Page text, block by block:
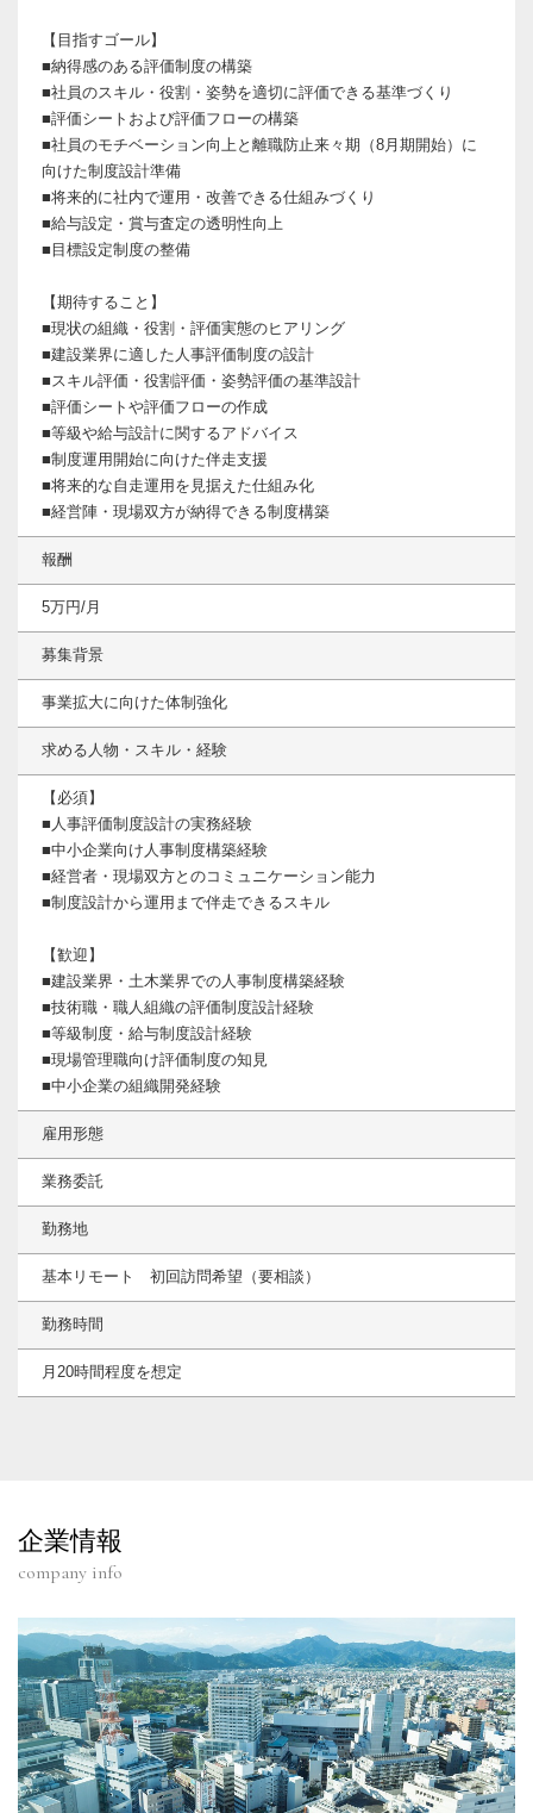
【目指すゴール】
■納得感のある評価制度の構築
■社員のスキル・役割・姿勢を適切に評価できる基準づくり
■評価シートおよび評価フローの構築
■社員のモチベーション向上と離職防止来々期（8月期開始）に
向けた制度設計準備
■将来的に社内で運用・改善できる仕組みづくり
■給与設定・賞与査定の透明性向上
■目標設定制度の整備
【期待すること】
■現状の組織・役割・評価実態のヒアリング
■建設業界に適した人事評価制度の設計
■スキル評価・役割評価・姿勢評価の基準設計
■評価シートや評価フローの作成
■等級や給与設計に関するアドバイス
■制度運用開始に向けた伴走支援
■将来的な自走運用を見据えた仕組み化
■経営陣・現場双方が納得できる制度構築
報酬
5万円/月
募集背景
事業拡大に向けた体制強化
求める人物・スキル・経験
【必須】
■人事評価制度設計の実務経験
■中小企業向け人事制度構築経験
■経営者・現場双方とのコミュニケーション能力
■制度設計から運用まで伴走できるスキル
【歓迎】
■建設業界・土木業界での人事制度構築経験
■技術職・職人組織の評価制度設計経験
■等級制度・給与制度設計経験
■現場管理職向け評価制度の知見
■中小企業の組織開発経験
雇用形態
業務委託
勤務地
基本リモート 初回訪問希望（要相談）
勤務時間
月20時間程度を想定
企業情報
company info